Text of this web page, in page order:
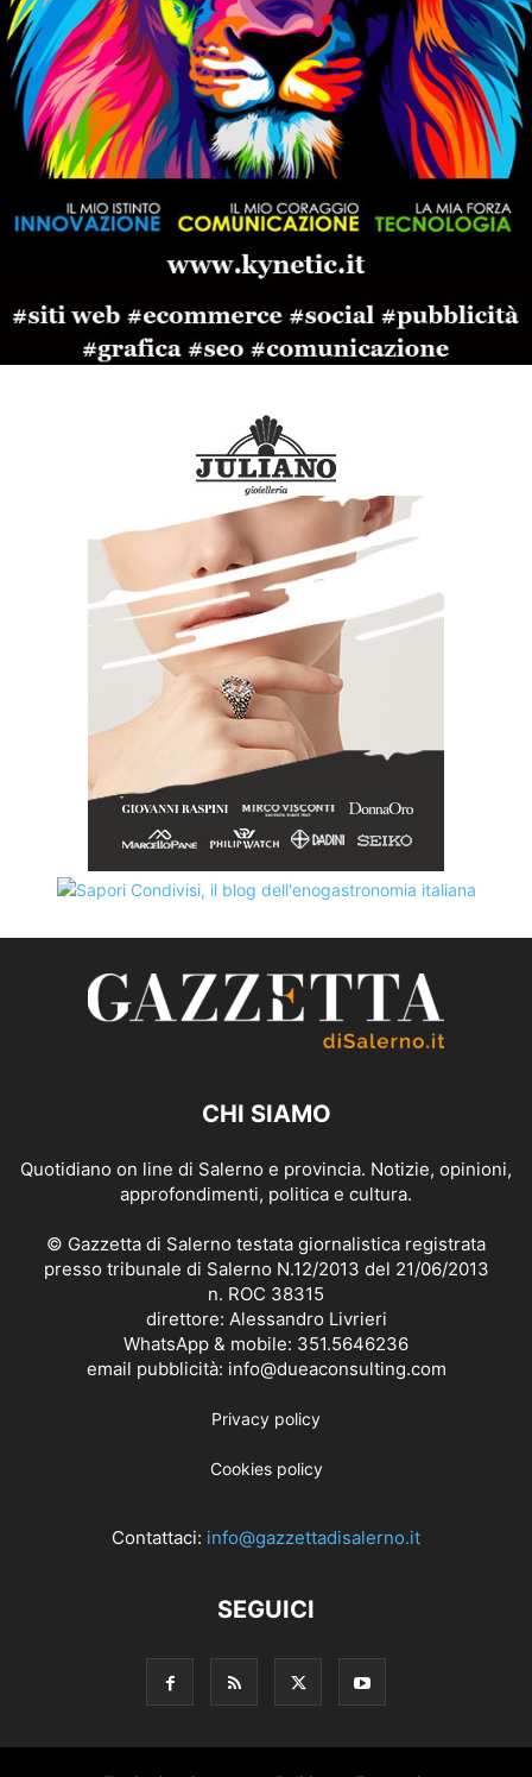
CHI SIAMO
Quotidiano on line di Salerno e provincia. Notizie, opinioni,
approfondimenti, politica e cultura.
© Gazzetta di Salerno testata giornalistica registrata
presso tribunale di Salerno N.12/2013 del 21/06/2013
n. ROC 38315
direttore: Alessandro Livrieri
WhatsApp & mobile: 351.5646236
email pubblicità: info@dueaconsulting.com
Privacy policy
Cookies policy
Contattaci: info@gazzettadisalerno.it
SEGUICI